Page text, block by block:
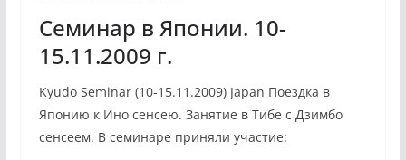
Семинар в Японии. 10-
15.11.2009 г.
Kyudo Seminar (10-15.11.2009) Japan Поездка в
Японию к Ино сенсею. Занятие в Тибе с Дзимбо
сенсеем. В семинаре приняли участие: